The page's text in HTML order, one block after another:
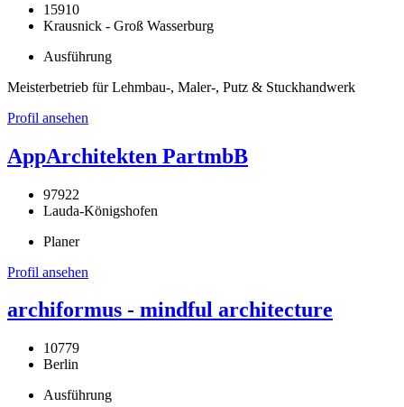
15910
Krausnick - Groß Wasserburg
Ausführung
Meisterbetrieb für Lehmbau-, Maler-, Putz & Stuckhandwerk
Profil ansehen
AppArchitekten PartmbB
97922
Lauda-Königshofen
Planer
Profil ansehen
archiformus - mindful architecture
10779
Berlin
Ausführung